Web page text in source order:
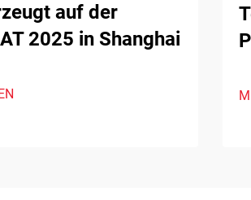
auf der
2025 in Shanghai